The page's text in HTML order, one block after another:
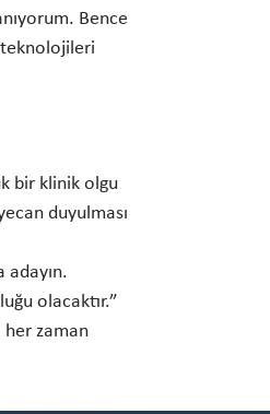
Bence
teknolojileri
bir klinik olgu
duyulması
adayın.
olacaktır.”
her zaman